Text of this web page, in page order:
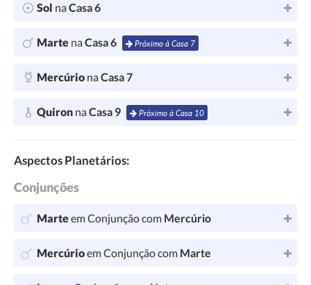
Sol naCasa 6
Marte naCasa 6 Próximo à Casa 7
Mercúrio naCasa 7
Quiron naCasa 9 Próximo à Casa 10
Aspectos Planetários:
Conjunções
Marteem Conjunção com Mercúrio
Mercúrioem Conjunção com Marte